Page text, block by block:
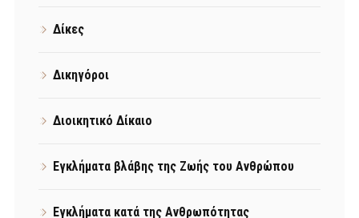
Δίκες
Δικηγόροι
Διοικητικό Δίκαιο
Εγκλήματα βλάβης της Ζωής του Ανθρώπου
Εγκλήματα κατά της Ανθρωπότητας